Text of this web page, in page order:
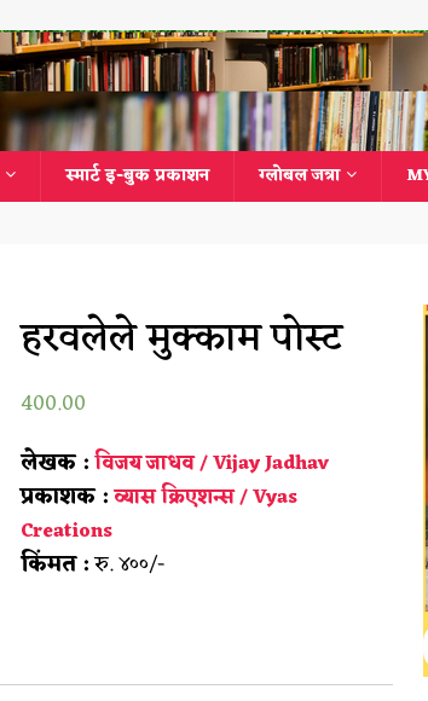
स्मार्ट इ-बुक प्रकाशन ग्लोबल जत्रा
हरवलेले मुक्काम पोस्ट
400.00
लेखक :विजय जाधव / Vijay Jadhav
प्रकाशक :व्यास क्रिएशन्स / Vyas
Creations
किंमत :रु. ४००/-